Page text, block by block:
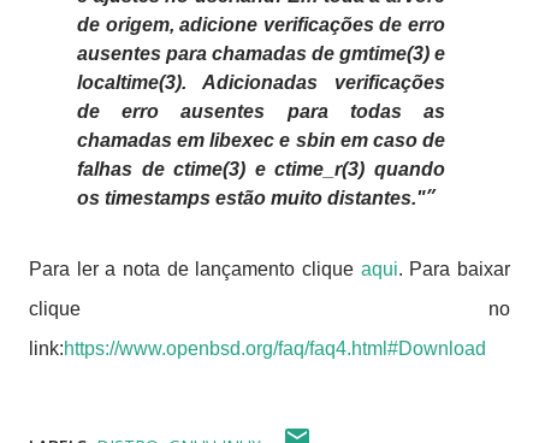
de origem, adicione verificações de erro
ausentes para chamadas de gmtime(3) e
localtime(3). Adicionadas verificações
de erro ausentes para todas as
chamadas em libexec e sbin em caso de
falhas de ctime(3) e ctime_r(3) quando
os timestamps estão muito distantes."
Para ler a nota de lançamento clique aqui. Para baixar
clique no
link:https://www.openbsd.org/faq/faq4.html#Download